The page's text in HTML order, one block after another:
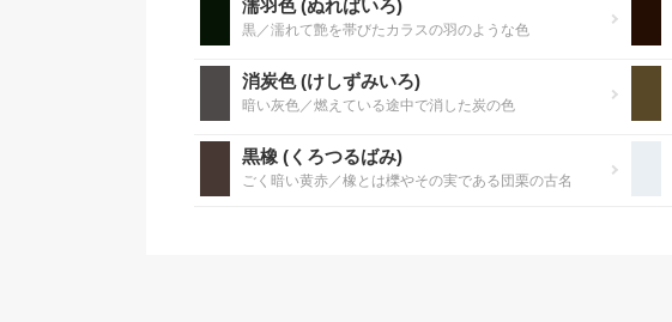
濡羽色 (ぬればいろ)
黒／濡れて艶を帯びたカラスの羽のような色
消炭色 (けしずみいろ)
暗い灰色／燃えている途中で消した炭の色
黒橡 (くろつるばみ)
ごく暗い黄赤／橡とは櫟やその実である団栗の古名